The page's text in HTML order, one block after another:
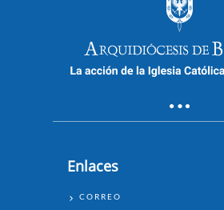
Enlaces
ENLACES
CORREO